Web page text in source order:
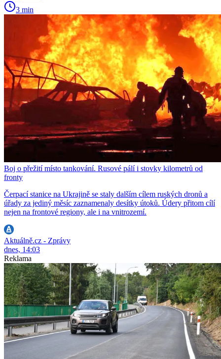
3 min
Boj o přežití místo tankování. Rusové pálí i stovky kilometrů od
fronty
Čerpací stanice na Ukrajině se staly dalším cílem ruských dronů a
úřady za jediný měsíc zaznamenaly desítky útoků. Údery přitom cílí
nejen na frontové regiony, ale i na vnitrozemí.
Aktuálně.cz - Zprávy
dnes, 14:03
Reklama